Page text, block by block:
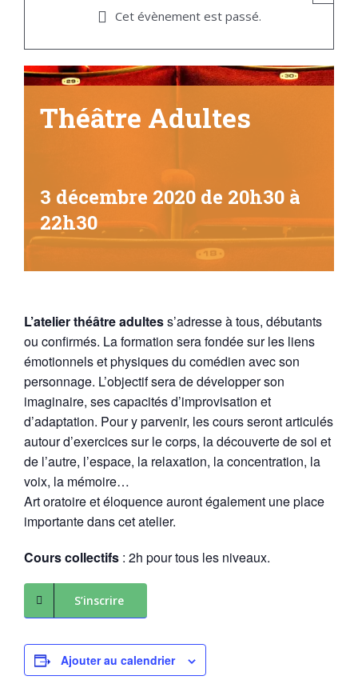
Cet évènement est passé.
Théâtre Adultes
3 décembre 2020 de 20h30 à
22h30
L’atelier théâtre adultess’adresse à tous, débutants
ou confirmés. La formation sera fondée sur les liens
émotionnels et physiques du comédien avec son
personnage. L’objectif sera de développer son
imaginaire, ses capacités d’improvisation et
d’adaptation. Pour y parvenir, les cours seront articulés
autour d’exercices sur le corps, la découverte de soi et
de l’autre, l’espace, la relaxation, la concentration, la
voix, la mémoire…
Art oratoire et éloquence auront également une place
importante dans cet atelier.
Cours collectifs : 2h pour tous les niveaux.
S’inscrire
Ajouter au calendrier